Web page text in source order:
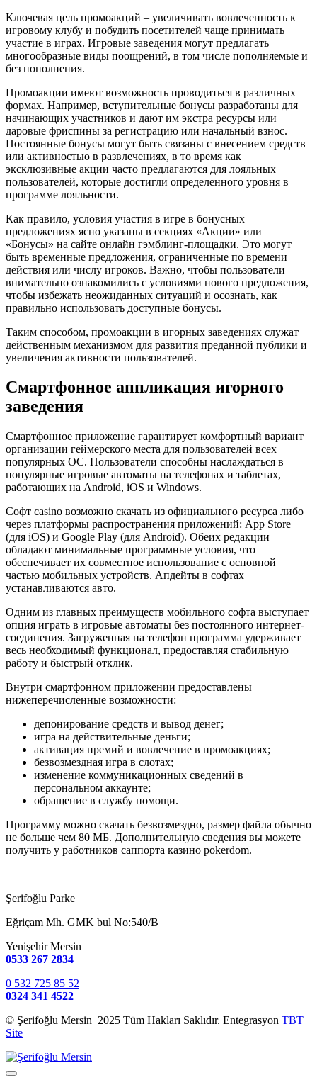
Ключевая цель промоакций – увеличивать вовлеченность к
игровому клубу и побудить посетителей чаще принимать
участие в играх. Игровые заведения могут предлагать
многообразные виды поощрений, в том числе пополняемые и
без пополнения.
Промоакции имеют возможность проводиться в различных
формах. Например, вступительные бонусы разработаны для
начинающих участников и дают им экстра ресурсы или
даровые фриспины за регистрацию или начальный взнос.
Постоянные бонусы могут быть связаны с внесением средств
или активностью в развлечениях, в то время как
эксклюзивные акции часто предлагаются для лояльных
пользователей, которые достигли определенного уровня в
программе лояльности.
Как правило, условия участия в игре в бонусных
предложениях ясно указаны в секциях «Акции» или
«Бонусы» на сайте онлайн гэмблинг-площадки. Это могут
быть временные предложения, ограниченные по времени
действия или числу игроков. Важно, чтобы пользователи
внимательно ознакомились с условиями нового предложения,
чтобы избежать неожиданных ситуаций и осознать, как
правильно использовать доступные бонусы.
Таким способом, промоакции в игорных заведениях служат
действенным механизмом для развития преданной публики и
увеличения активности пользователей.
Смартфонное аппликация игорного
заведения
Смартфонное приложение гарантирует комфортный вариант
организации геймерского места для пользователей всех
популярных ОС. Пользователи способны наслаждаться в
популярные игровые автоматы на телефонах и таблетах,
работающих на Android, iOS и Windows.
Софт casino возможно скачать из официального ресурса либо
через платформы распространения приложений: App Store
(для iOS) и Google Play (для Android). Обеих редакции
обладают минимальные программные условия, что
обеспечивает их совместное использование с основной
частью мобильных устройств. Апдейты в софтах
устанавливаются авто.
Одним из главных преимуществ мобильного софта выступает
опция играть в игровые автоматы без постоянного интернет-
соединения. Загруженная на телефон программа удерживает
весь необходимый функционал, предоставляя стабильную
работу и быстрый отклик.
Внутри смартфонном приложении предоставлены
нижеперечисленные возможности:
депонирование средств и вывод денег;
игра на действительные деньги;
активация премий и вовлечение в промоакциях;
безвозмездная игра в слотах;
изменение коммуникационных сведений в
персональном аккаунте;
обращение в службу помощи.
Программу можно скачать безвозмездно, размер файла обычно
не больше чем 80 МБ. Дополнительную сведения вы можете
получить у работников саппорта казино pokerdom.
Şerifoğlu Parke
Eğriçam Mh. GMK bul No:540/B
Yenişehir Mersin
0533 267 2834
0 532 725 85 52
0324 341 4522
© Şerifoğlu Mersin 2025 Tüm Hakları Saklıdır. Entegrasyon TBT
Site